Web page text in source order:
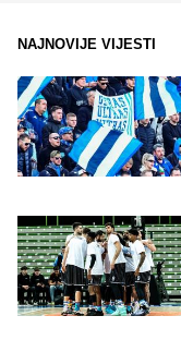
NAJNOVIJE VIJESTI